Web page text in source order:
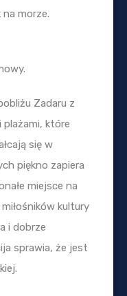
morze.
Zadaru z
plażami, które
się w
piękno zapiera
miejsce na
kultury
i dobrze
sprawia, że jest